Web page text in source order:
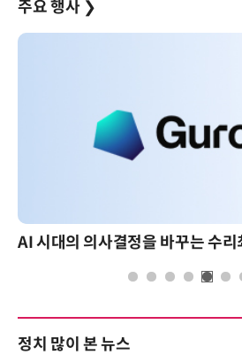
주요 행사 ❯
정치 많이 본 뉴스